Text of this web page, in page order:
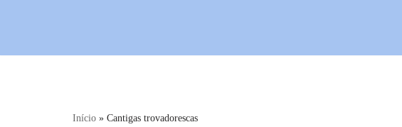
Início » Cantigas trovadorescas